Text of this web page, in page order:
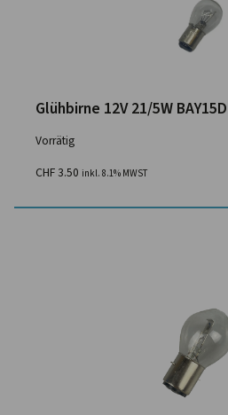
Glühbirne 12V 21/5W BAY15D
Vorrätig
CHF3.50 inkl. 8.1% MWST